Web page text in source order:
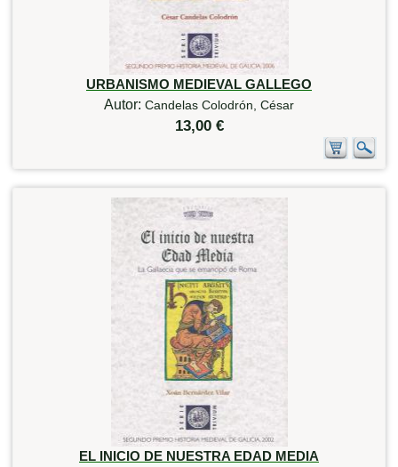
URBANISMO MEDIEVAL GALLEGO
Autor: Candelas Colodrón, César
13,00 €
EL INICIO DE NUESTRA EDAD MEDIA